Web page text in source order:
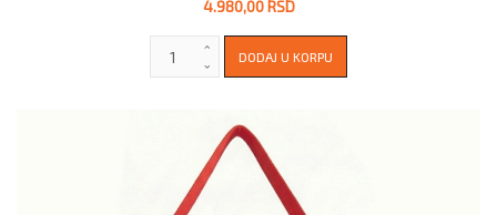
4.980,00 RSD